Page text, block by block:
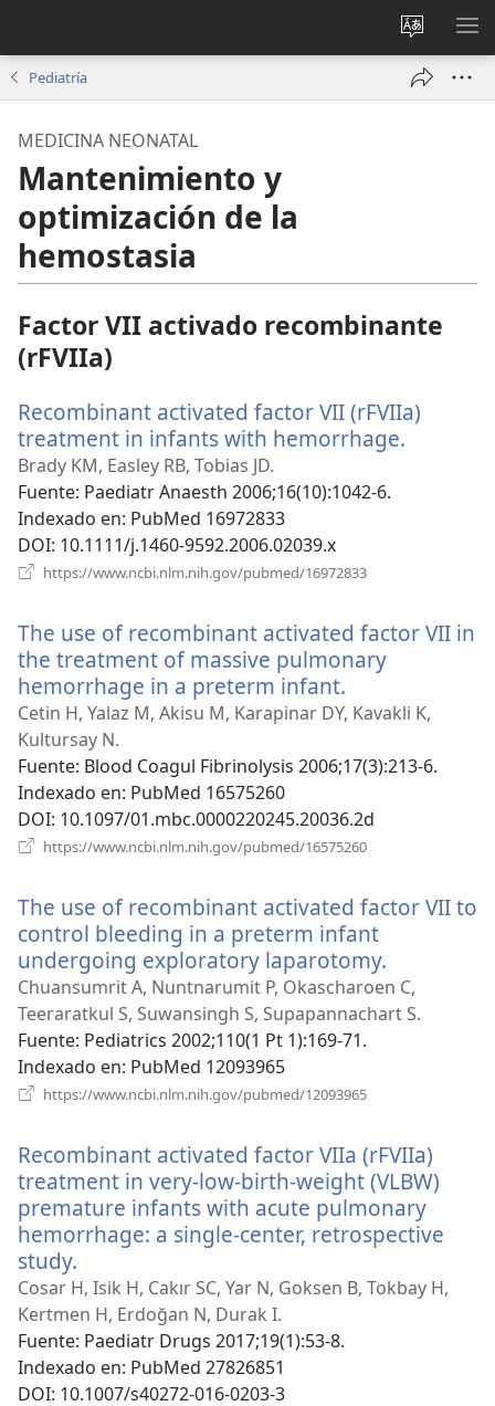
Cambiar
idioma
del sitio
Pediatría
MEDICINA NEONATAL
Mantenimiento y
optimización de la
hemostasia
Factor VII activado recombinante
(rFVIIa)
Recombinant activated factor VII (rFVIIa)
treatment in infants with hemorrhage.
Brady KM, Easley RB, Tobias JD.
Fuente‎: Paediatr Anaesth 2006;16(10):1042-6.
Indexado en‎: PubMed 16972833
DOI‎: 10.1111/j.1460-9592.2006.02039.x
https://www.ncbi.nlm.nih.gov/pubmed/16972833
ventana)
The use of recombinant activated factor VII in
the treatment of massive pulmonary
hemorrhage in a preterm infant.
una
ventana)
Cetin H, Yalaz M, Akisu M, Karapinar DY, Kavakli K,
Kultursay N.
Fuente‎: Blood Coagul Fibrinolysis 2006;17(3):213-6.
Indexado en‎: PubMed 16575260
DOI‎: 10.1097/01.mbc.0000220245.20036.2d
https://www.ncbi.nlm.nih.gov/pubmed/16575260
ventana)
The use of recombinant activated factor VII to
control bleeding in a preterm infant
undergoing exploratory laparotomy.
una
nueva
Chuansumrit A, Nuntnarumit P, Okascharoen C,
Teeraratkul S, Suwansingh S, Supapannachart S.
Fuente‎: Pediatrics 2002;110(1 Pt 1):169-71.
Indexado en‎: PubMed 12093965
https://www.ncbi.nlm.nih.gov/pubmed/12093965
ventana)
Recombinant activated factor VIIa (rFVIIa)
treatment in very-low-birth-weight (VLBW)
premature infants with acute pulmonary
hemorrhage: a single-center, retrospective
study.
una
nueva
ventana)
Cosar H, Isik H, Cakır SC, Yar N, Goksen B, Tokbay H,
Kertmen H, Erdoğan N, Durak I.
Fuente‎: Paediatr Drugs 2017;19(1):53-8.
Indexado en‎: PubMed 27826851
DOI‎: 10.1007/s40272-016-0203-3